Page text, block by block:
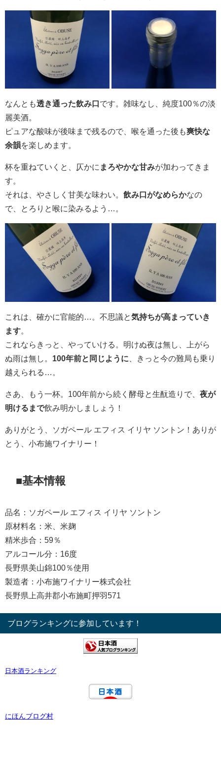
なんとも透き通った飲み口 です。雑味なし、純度100％の淡
麗美酒。
ピュアな酸味が後味まで残るので、喉を通った後も爽快な
余韻を楽しめます。
杯を重ねていくと、仄かに まろやかな甘みが加わってきま
す。
それは、やさしく甘美な味わい。 飲み口がなめらかなの
で、とろりと喉に染みるよう…。
これは、確かに官能的…。不思議と気持ちが高まっていき
ます
これならきっと、やっていける。明けぬ夜は無し、上がら
ぬ雨は無し。 100年前と同じように 、きっと今の難局も乗り
越えられる…。
さあ、もう一杯。100年前から続く酵母と生酛造りで、 夜が
明けるまで飲み明かしましょう！
ありがとう、ソガペール エフィス イリヤ ソントン！ありが
とう、小布施ワイナリー！
■基本情報
品名：ソガペール エフィス イリヤ ソントン
原材料名：米、米麹
精米歩合：59％
アルコール分：16度
長野県美山錦100％使用
製造者：小布施ワイナリー株式会社
長野県上高井郡小布施町押羽571
ブログランキングに参加しています！
日本酒ランキング
にほんブログ村